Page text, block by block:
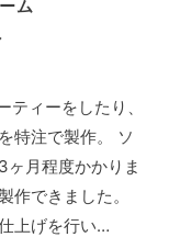
ム
ィーをしたり、
特注で製作。 ソ
月程度かかりま
作できました。
上げを行い…